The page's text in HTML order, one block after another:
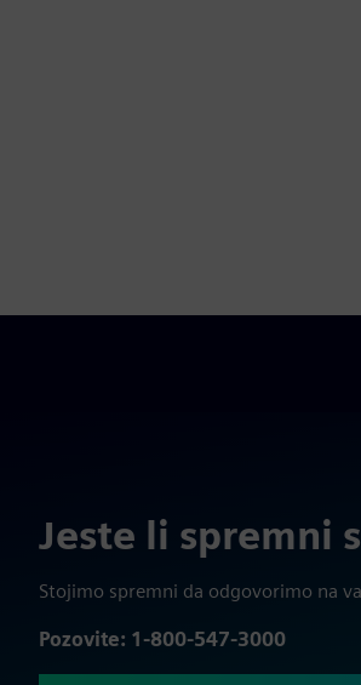
Jeste li spremni
Stojimo spremni da odgovorimo na
Pozovite: 1-800-547-3000